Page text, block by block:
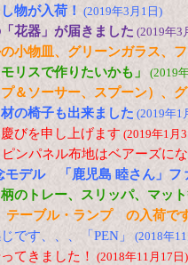
物が入荷！ (2019年3月1日)
花器」が届きました (2019年3
小物皿、グリーンガラス、
リスで作りたいかも」 (2019
＆ソーサー、スプーン）、
の椅子も出来ました (2019年1
びを申し上げます (2019年1月
ンパネル布地はベアーズに
モデル 「鹿児島 睦さん」フ
のトレー、スリッパ、マッ
ーブル・ランプ の入荷で
です、、、「PEN」 (2018年
てきました！ (2018年11月17日)